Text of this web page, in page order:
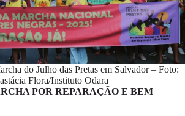
do Julho das Pretas em Salvador – Foto:
Flora/Instituto Odara
POR REPARAÇÃO E BEM